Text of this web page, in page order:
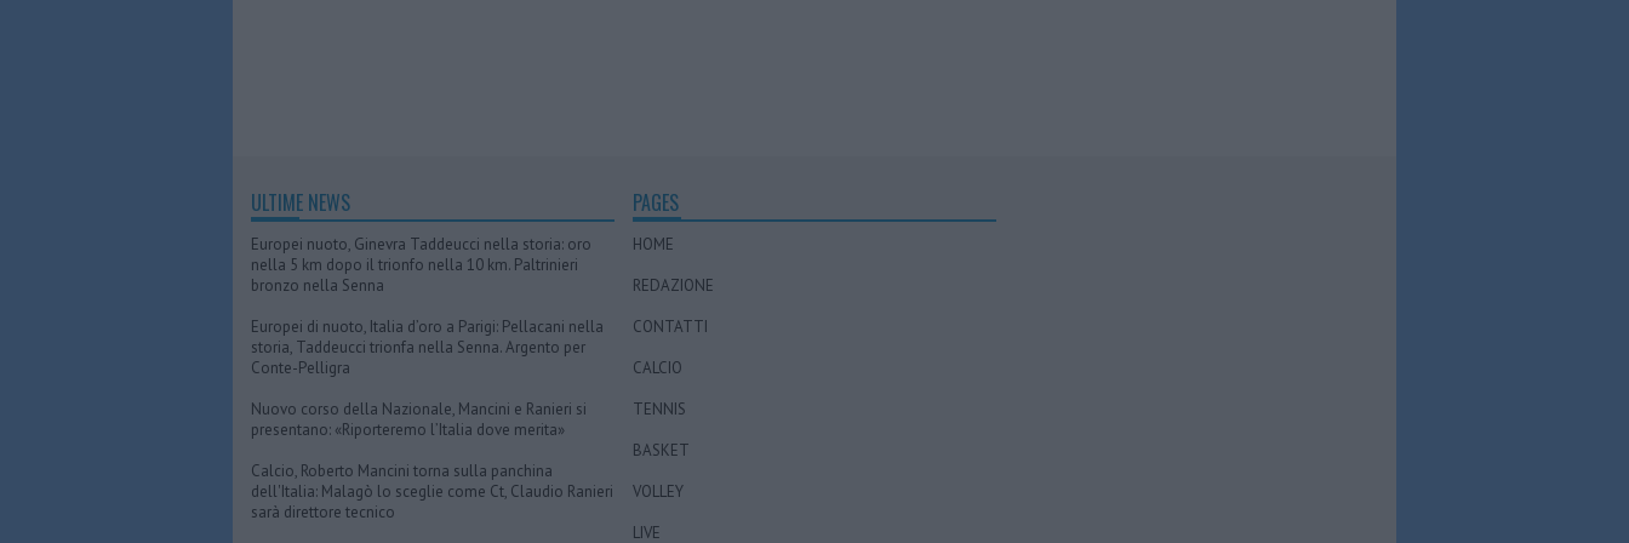
ULTIME NEWS
Europei nuoto, Ginevra Taddeucci nella storia: oro
nella 5 km dopo il trionfo nella 10 km. Paltrinieri
bronzo nella Senna
Europei di nuoto, Italia d’oro a Parigi: Pellacani nella
storia, Taddeucci trionfa nella Senna. Argento per
Conte-Pelligra
Nuovo corso della Nazionale, Mancini e Ranieri si
presentano: «Riporteremo l’Italia dove merita»
Calcio, Roberto Mancini torna sulla panchina
dell'Italia: Malagò lo sceglie come Ct, Claudio Ranieri
sarà direttore tecnico
PAGES
HOME
REDAZIONE
CONTATTI
CALCIO
TENNIS
BASKET
VOLLEY
LIVE